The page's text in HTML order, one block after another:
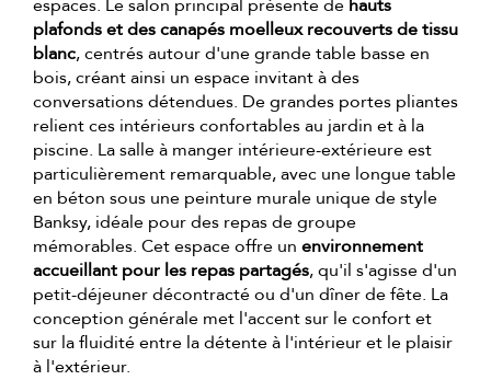
espaces. Le salon principal présente de hauts
plafonds et des canapés moelleux recouverts de tissu
blanc, centrés autour d'une grande table basse en
bois, créant ainsi un espace invitant à des
conversations détendues. De grandes portes pliantes
relient ces intérieurs confortables au jardin et à la
piscine. La salle à manger intérieure-extérieure est
particulièrement remarquable, avec une longue table
en béton sous une peinture murale unique de style
Banksy, idéale pour des repas de groupe
mémorables. Cet espace offre un environnement
accueillant pour les repas partagés, qu'il s'agisse d'un
petit-déjeuner décontracté ou d'un dîner de fête. La
conception générale met l'accent sur le confort et
sur la fluidité entre la détente à l'intérieur et le plaisir
à l'extérieur.